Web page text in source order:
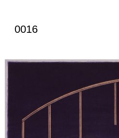
WORKS 1990-1993
WORKS2001-2004
WORKS2010-2014
WORKS2015-
BLOG
0016